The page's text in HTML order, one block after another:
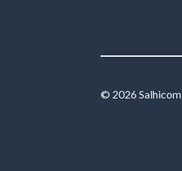
© 2026 Salhicom